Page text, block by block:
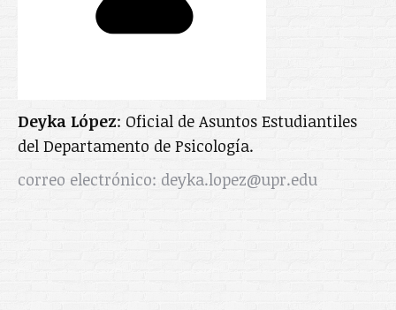
Deyka López: Oficial de Asuntos Estudiantiles
del Departamento de Psicología.
correo electrónico: deyka.lopez@upr.edu